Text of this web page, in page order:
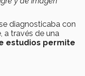
diagnosticaba con
a través de una
estudios permite